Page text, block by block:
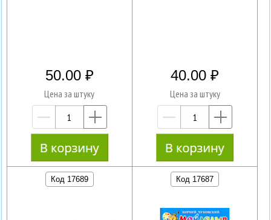
50.00
Цена за штуку
—
40.00
Цена за штуку
—
Код 17689 Код 17687